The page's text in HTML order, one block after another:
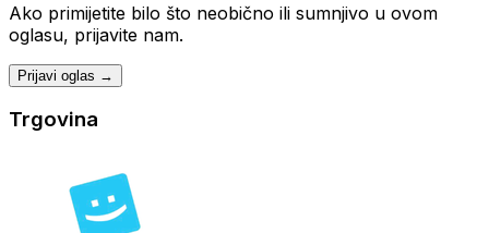
Ako primijetite bilo što neobično ili sumnjivo u ovom
oglasu, prijavite nam.
Prijavi oglas →
Trgovina